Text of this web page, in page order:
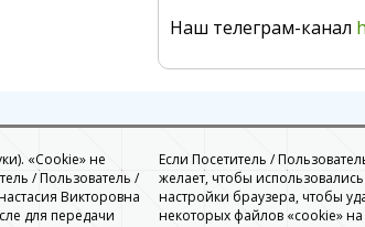
Наш телеграм-канал
«Cookie» не
/ Пользователь /
Викторовна
для передачи
Если Посетитель /
желает, чтобы
настройки браузера, чтобы
некоторых файлов «cookie»